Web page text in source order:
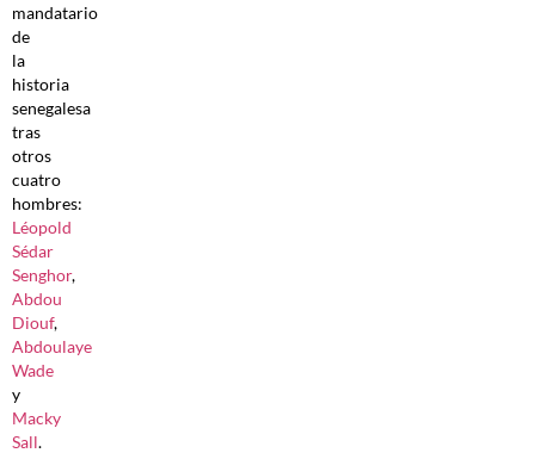
mandatario
de
la
historia
senegalesa
tras
otros
cuatro
hombres:
Léopold
Sédar
Senghor,
Abdou
Diouf,
Abdoulaye
Wade
y
Macky
Sall.